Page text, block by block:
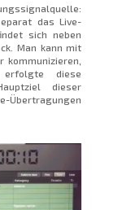
das Live-
sich neben
Man kann mit
diese
dieser
Übertragungen